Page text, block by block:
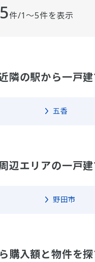
5件/1～5件を表示
隣の駅から一戸
五香
辺エリアの一戸
野田市
購入額と物件を